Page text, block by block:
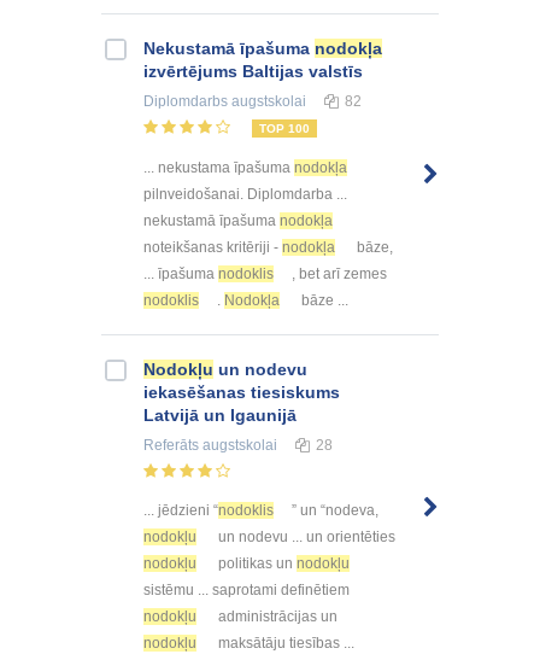
Nekustamā īpašuma nodokļa
izvērtējums Baltijas valstīs
Diplomdarbs augstskolai 82
TOP 100
... nekustama īpašuma nodokļa
pilnveidošanai. Diplomdarba ...
nekustamā īpašuma nodokļa
noteikšanas kritēriji - nodokļa
bāze,
... īpašuma nodoklis
, bet arī zemes
nodoklis
Nodokļa bāze ...
Nodokļu un nodevu
iekasēšanas tiesiskums
Latvijā un Igaunijā
Referāts augstskolai 28
... jēdzieni “nodoklis
” un “nodeva,
nodokļu
un nodevu ... un orientēties
nodokļu
politikas un nodokļu
sistēmu ... saprotami definētiem
nodokļu
administrācijas un
nodokļu
maksātāju tiesības ...